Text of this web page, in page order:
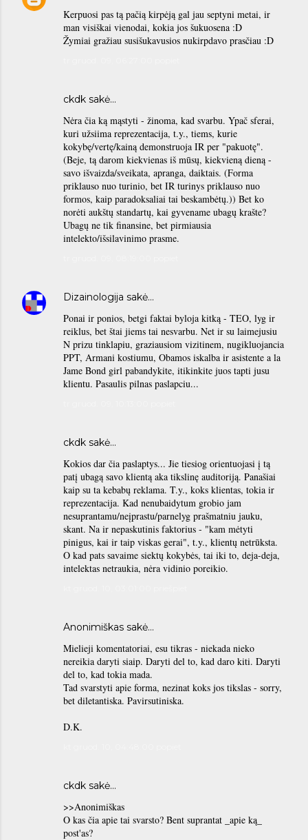
Kerpuosi pas tą pačią kirpėją gal jau septyni metai, ir
man visiškai vienodai, kokia jos šukuosena :D
Žymiai gražiau susišukavusios nukirpdavo prasčiau :D
ckdk sakė…
Nėra čia ką mąstyti - žinoma, kad svarbu. Ypač sferai,
kuri užsiima reprezentacija, t.y., tiems, kurie
kokybę/vertę/kainą demonstruoja IR per "pakuotę".
(Beje, tą darom kiekvienas iš mūsų, kiekvieną dieną -
savo išvaizda/sveikata, apranga, daiktais. (Forma
priklauso nuo turinio, bet IR turinys priklauso nuo
formos, kaip paradoksaliai tai beskambėtų.)) Bet ko
norėti aukštų standartų, kai gyvename ubagų krašte?
Ubagų ne tik finansine, bet pirmiausia
intelekto/išsilavinimo prasme.
Dizainologija sakė…
Ponai ir ponios, betgi faktai byloja kitką - TEO, lyg ir
reiklus, bet štai jiems tai nesvarbu. Net ir su laimejusiu
N prizu tinklapiu, graziausiom vizitinem, nugikluojancia
PPT, Armani kostiumu, Obamos iskalba ir asistente a la
Jame Bond girl pabandykite, itikinkite juos tapti jusu
klientu. Pasaulis pilnas paslapciu...
ckdk sakė…
Kokios dar čia paslaptys... Jie tiesiog orientuojasi į tą
patį ubagą savo klientą aka tikslinę auditoriją. Panašiai
kaip su ta kebabų reklama. T.y., koks klientas, tokia ir
reprezentacija. Kad nenubaidytum grobio jam
nesuprantamu/neįprastu/parnelyg prašmatniu jauku,
skant. Na ir nepaskutinis faktorius - "kam mėtyti
pinigus, kai ir taip viskas gerai", t.y., klientų netrūksta.
O kad pats savaime siektų kokybės, tai iki to, deja-deja,
intelektas netraukia, nėra vidinio poreikio.
Anonimiškas sakė…
Mielieji komentatoriai, esu tikras - niekada nieko
nereikia daryti siaip. Daryti del to, kad daro kiti. Daryti
del to, kad tokia mada.
Tad svarstyti apie forma, nezinat koks jos tikslas - sorry,
bet diletantiska. Pavirsutiniska.
D.K.
ckdk sakė…
>>Anonimiškas
O kas čia apie tai svarsto? Bent suprantat _apie ką_
post'as?